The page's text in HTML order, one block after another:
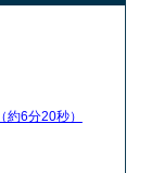
（約6分20秒）